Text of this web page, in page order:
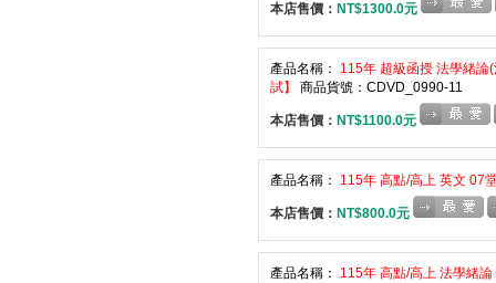
本店售價： NT$1300.0元
產品名稱：
115年 超級函授 法學緒論
試】 商品貨號：CDVD_0990-11
本店售價： NT$1100.0元
產品名稱： 115年 高點/高上 英文 07
本店售價： NT$800.0元
產品名稱： 115年 高點/高上 法學緒